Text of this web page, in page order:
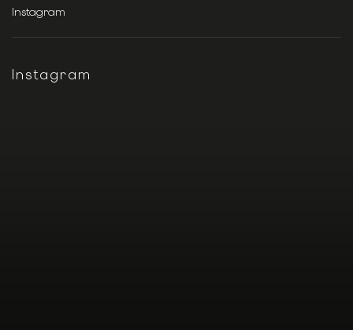
Instagram
Instagram